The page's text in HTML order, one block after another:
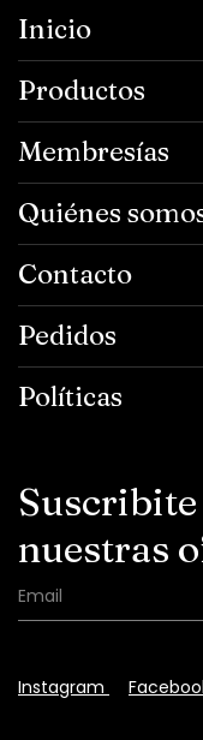
Inicio
Productos
Membresías
Quiénes
Contacto
Pedidos
Políticas
nuestras
Instagram